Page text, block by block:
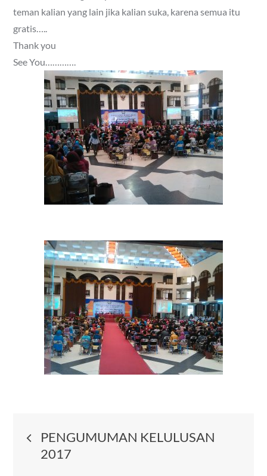
teman kalian yang lain jika kalian suka, karena semua itu
gratis…..
Thank you
See You………….
Post
navigation
PENGUMUMAN KELULUSAN
2017